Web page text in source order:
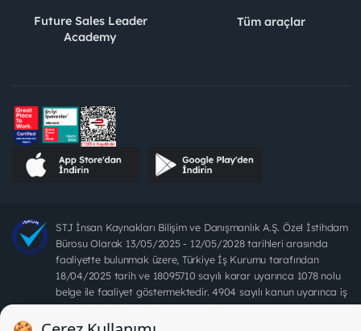
Future Sales Leader
Academy
Tüm araçlar
STJ İnsan Kaynakları Bilişim ve Danışmanlık A.Ş. Özel İstihdam
Bürosu Olarak 13/05/2025 - 12/05/2028 tarihleri arasında
faaliyette bulunmak üzere, Türkiye İş Kurumu tarafından
18/04/2025 tarih ve 18095710 sayılı karar uyarınca 1078 nolu
belge ile faaliyet göstermektedir. 4904 sayılı kanun uyarınca iş
arayanlardan ücret alınması yasaktır.